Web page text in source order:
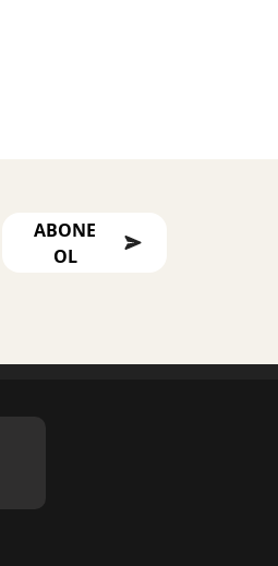
ABONE
OL